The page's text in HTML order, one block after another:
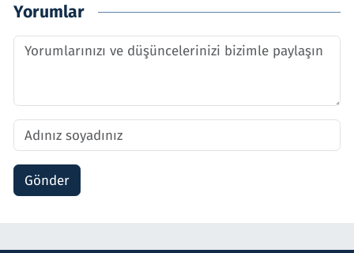
Yorumlar
Gönder